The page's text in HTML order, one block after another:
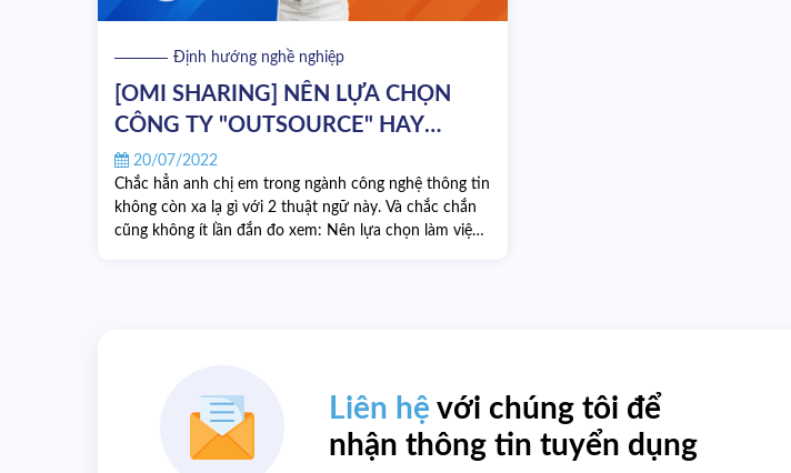
Định hướng nghề nghiệp
[OMI SHARING] NÊN LỰA CHỌN
CÔNG TY "OUTSOURCE" HAY
"PRODUCT"?
20/07/2022
Chắc hẳn anh chị em trong ngành công nghệ thông tin
không còn xa lạ gì với 2 thuật ngữ này. Và chắc chắn
cũng không ít lần đắn đo xem: Nên lựa chọn làm việc
Liên hệ với chúng tôi để
nhận thông tin tuyển dụng